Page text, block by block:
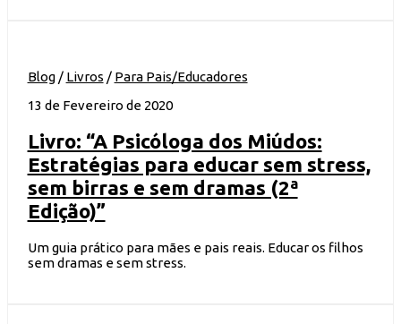
Blog/ Livros / Para Pais/Educadores
13 de Fevereiro de 2020
Livro: “A Psicóloga dos Miúdos:
Estratégias para educar sem stress,
sem birras e sem dramas (2ª
Edição)”
Um guia prático para mães e pais reais. Educar os filhos
sem dramas e sem stress.